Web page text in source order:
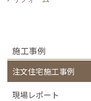
施工事例
注文住宅施工事例
現場レポート